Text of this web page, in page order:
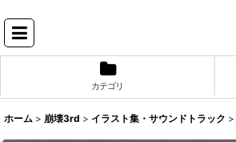
カテゴリ
ホーム > 崩壊3rd > イラスト集・サウンドトラック >